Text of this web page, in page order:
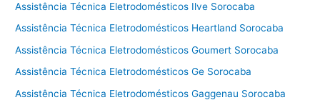
Assistência Técnica Eletrodomésticos Ilve Sorocaba
Assistência Técnica Eletrodomésticos Heartland Sorocaba
Assistência Técnica Eletrodomésticos Goumert Sorocaba
Assistência Técnica Eletrodomésticos Ge Sorocaba
Assistência Técnica Eletrodomésticos Gaggenau Sorocaba